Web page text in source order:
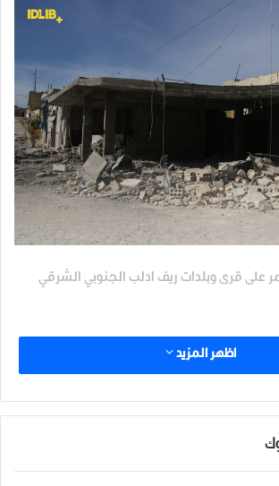
قرى وبلدات ريف ادلب الجنوبي الشرقي
يوم أمس الأحد، بقصف مدفعي وصاروخي
إدلب بلس بمقتل مدنيين اثنين وجرح ثلاثة
اظهر المزيد